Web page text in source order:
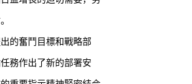
的奮鬥目標和戰略部
務作出了新的部署安